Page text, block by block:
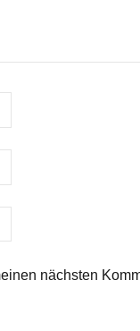
nächsten